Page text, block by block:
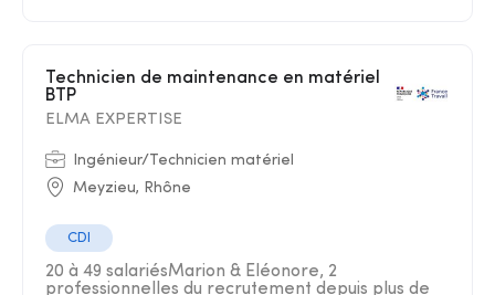
BTP
ELMA EXPERTISE
Ingénieur/Technicien matériel
Meyzieu, Rhône
CDI
20 à 49 salariésMarion & Eléonore, 2
professionnelles du recrutement depuis plus de